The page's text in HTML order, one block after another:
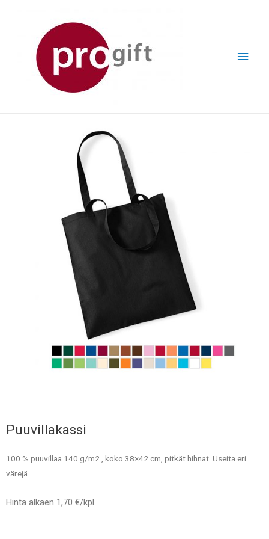
Puuvillakassi
100 % puuvillaa 140 g/m2 , koko 38×42 cm, pitkät hihnat. Useita eri
värejä.
Hinta alkaen 1,70 €/kpl